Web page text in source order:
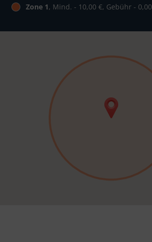
Zone 1, Mind. - 10,00 €, Gebühr -